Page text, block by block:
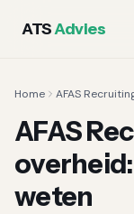
ATSAdvies
Home AFAS
AFAS
weten